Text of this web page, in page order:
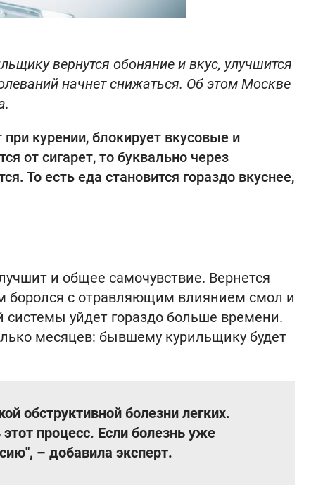
вернутся обоняние и вкус, улучшится
начнет снижаться. Об этом Москве
курении, блокирует вкусовые и
от сигарет, то буквально через
То есть еда становится гораздо вкуснее,
и общее самочувствие. Вернется
боролся с отравляющим влиянием смол и
уйдет гораздо больше времени.
месяцев: бывшему курильщику будет
обструктивной болезни легких.
процесс. Если болезнь уже
– добавила эксперт.